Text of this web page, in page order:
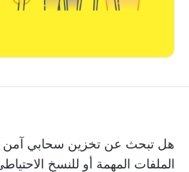
هل تبحث عن تخزين سحابي آمن
الملفات المهمة أو للنسخ